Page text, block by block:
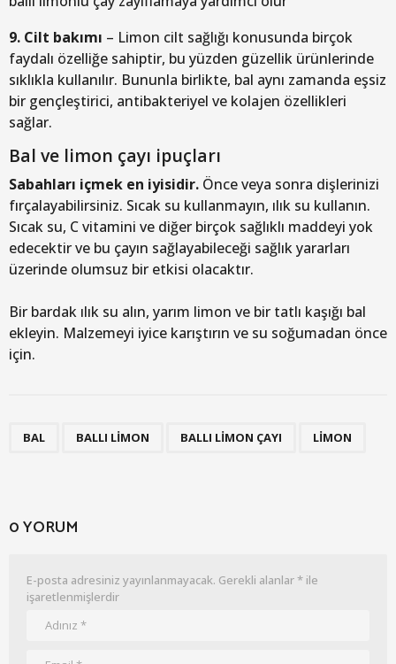
9. Cilt bakımı – Limon cilt sağlığı konusunda birçok
faydalı özelliğe sahiptir, bu yüzden güzellik ürünlerinde
sıklıkla kullanılır. Bununla birlikte, bal aynı zamanda eşsiz
bir gençleştirici, antibakteriyel ve kolajen özellikleri
sağlar.
Bal ve limon çayı ipuçları
Sabahları içmek en iyisidir. Önce veya sonra dişlerinizi
fırçalayabilirsiniz. Sıcak su kullanmayın, ılık su kullanın.
Sıcak su, C vitamini ve diğer birçok sağlıklı maddeyi yok
edecektir ve bu çayın sağlayabileceği sağlık yararları
üzerinde olumsuz bir etkisi olacaktır.
Bir bardak ılık su alın, yarım limon ve bir tatlı kaşığı bal
ekleyin. Malzemeyi iyice karıştırın ve su soğumadan önce
için.
BAL BALLI LIMON BALLI LIMON ÇAYI LIMON
0 YORUM
E-posta adresiniz yayınlanmayacak. Gerekli alanlar* ile
işaretlenmişlerdir